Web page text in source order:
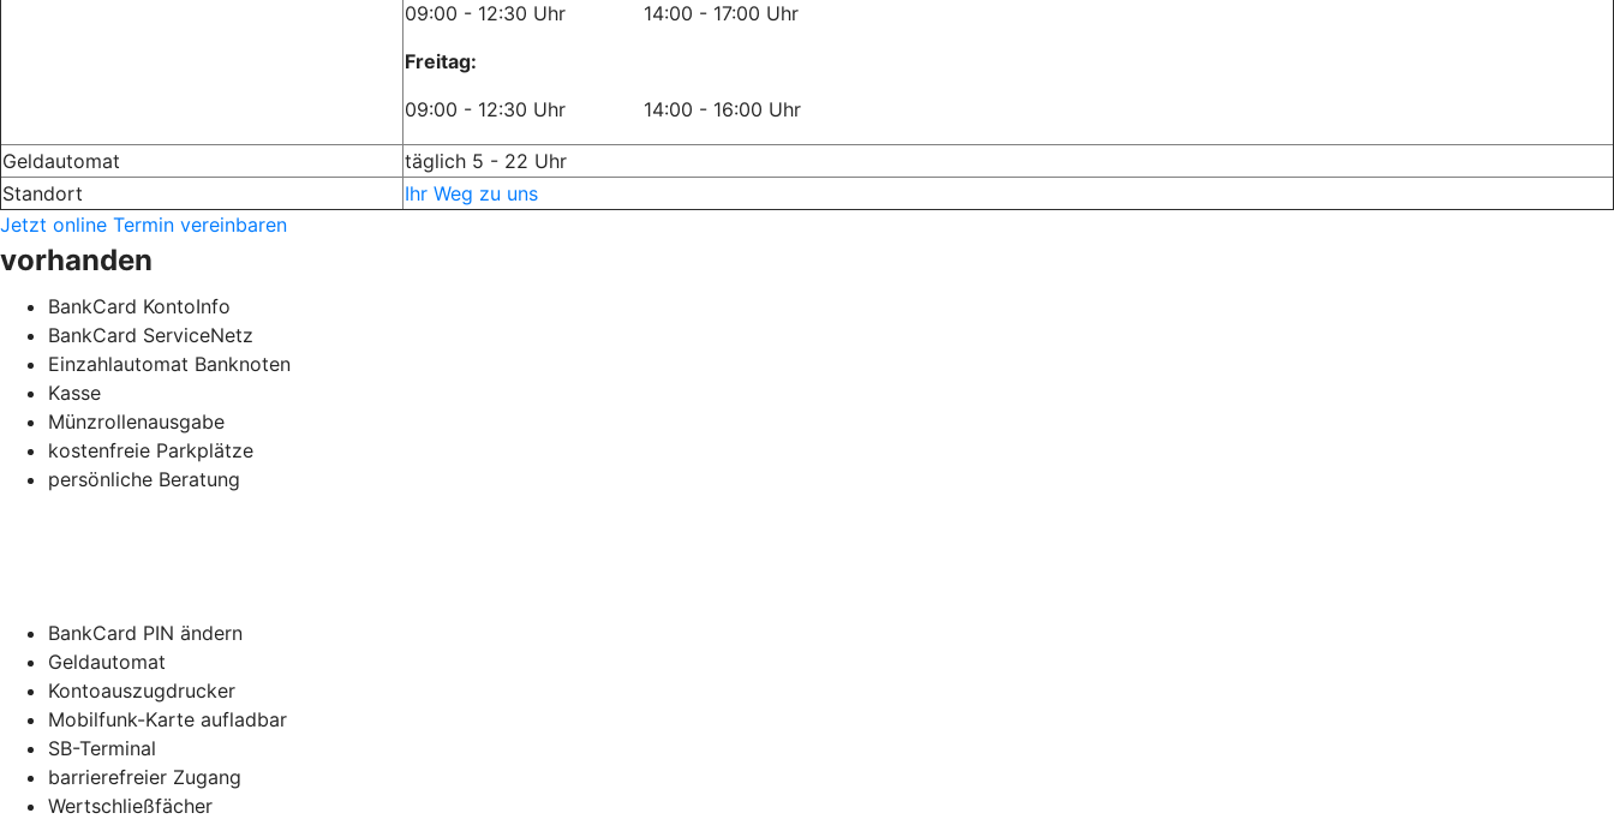
09:00 - 12:30 Uhr 14:00 - 17:00 Uhr
Freitag:
09:00 - 12:30 Uhr 14:00 - 16:00 Uhr
Geldautomat
täglich 5 - 22 Uhr
Standort
Ihr Weg zu uns
Jetzt online Termin vereinbaren
vorhanden
BankCard KontoInfo
BankCard ServiceNetz
Einzahlautomat Banknoten
Kasse
Münzrollenausgabe
kostenfreie Parkplätze
persönliche Beratung
BankCard PIN ändern
Geldautomat
Kontoauszugdrucker
Mobilfunk-Karte aufladbar
SB-Terminal
barrierefreier Zugang
Wertschließfächer